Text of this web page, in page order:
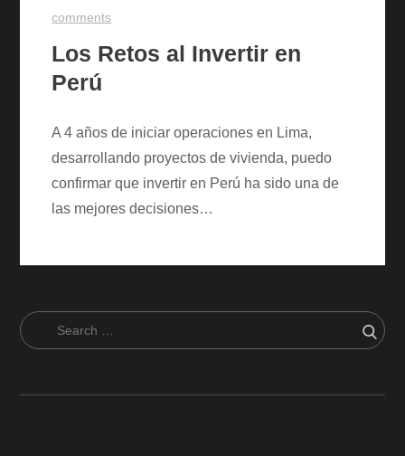
comments
Los Retos al Invertir en
Perú
A 4 años de iniciar operaciones en Lima,
desarrollando proyectos de vivienda, puedo
confirmar que invertir en Perú ha sido una de
las mejores decisiones…
Search
for: